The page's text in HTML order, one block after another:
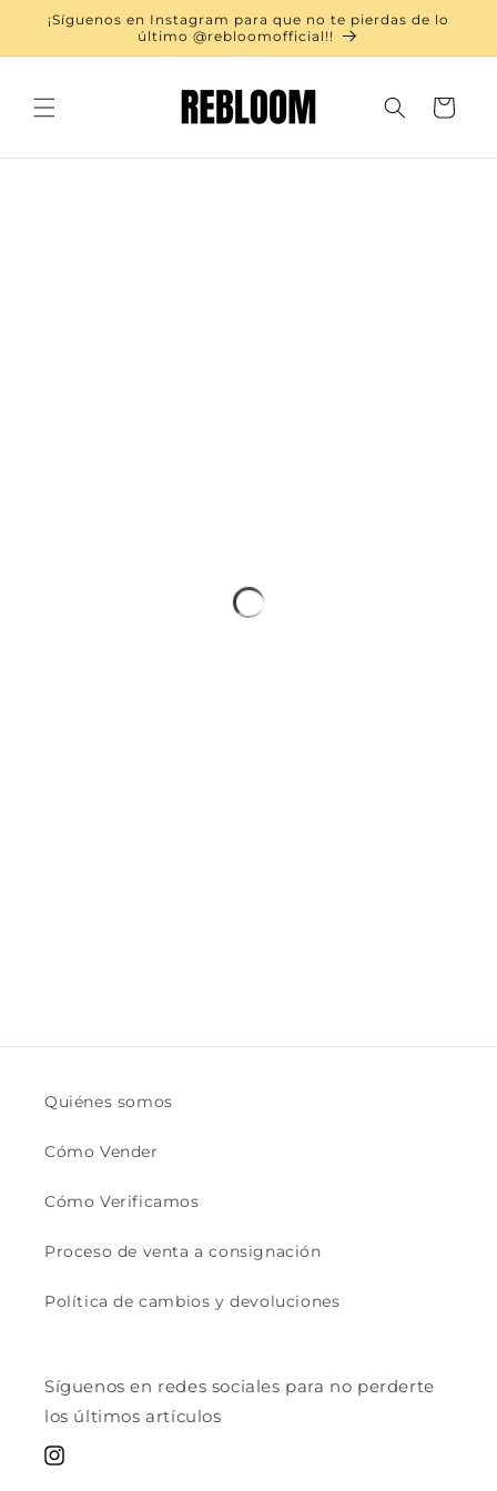
directamente
¡Síguenos en Instagram para que no te pierdas de lo
último @rebloomofficial!!
Carrito
Quiénes somos
Cómo Vender
Cómo Verificamos
Proceso de venta a consignación
Política de cambios y devoluciones
Síguenos en redes sociales para no perderte
los últimos artículos
Instagram